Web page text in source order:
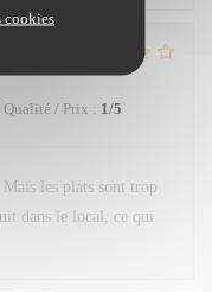
cookies
Qualité / Prix : 1/5
Mais les plats sont trop
dans le local, ce qui